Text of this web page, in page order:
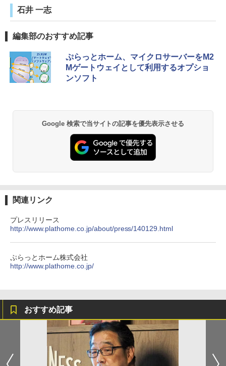
石井 一志
編集部のおすすめ記事
ぷらっとホーム、マイクロサーバーをM2
Mゲートウェイとして利用するオプショ
ンソフト
Google 検索で当サイトの記事を優先表示させる
関連リンク
プレスリリース
http://www.plathome.co.jp/about/press/140129.html
ぷらっとホーム株式会社
http://www.plathome.co.jp/
おすすめ記事